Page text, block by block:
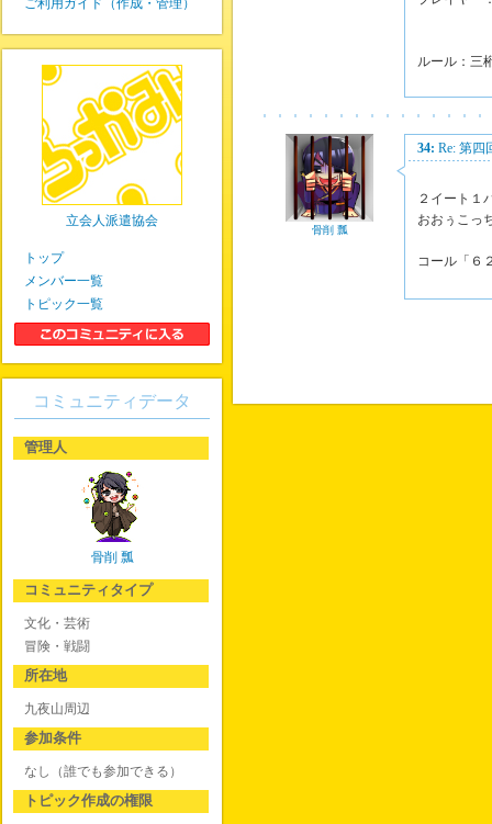
ルール：三
骨削 瓢
34: Re: 第四
２イート１
おおぅこっ
コール「６
ご利用ガイド（作成・管理）
立会人派遣協会
トップ
メンバー一覧
トピック一覧
コミュニティデータ
管理人
骨削 瓢
コミュニティタイプ
文化・芸術
冒険・戦闘
所在地
九夜山周辺
参加条件
なし（誰でも参加できる）
トピック作成の権限